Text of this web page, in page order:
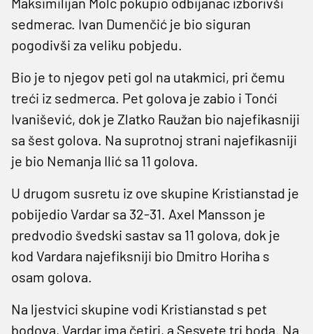
sedmerac. Ivan Dumenčić je bio siguran
pogodivši za veliku pobjedu.
Bio je to njegov peti gol na utakmici, pri čemu
treći iz sedmerca. Pet golova je zabio i Tonći
Ivanišević, dok je Zlatko Raužan bio najefikasniji
sa šest golova. Na suprotnoj strani najefikasniji
je bio Nemanja Ilić sa 11 golova.
U drugom susretu iz ove skupine Kristianstad je
pobijedio Vardar sa 32-31. Axel Mansson je
predvodio švedski sastav sa 11 golova, dok je
kod Vardara najefiksniji bio Dmitro Horiha s
osam golova.
Na ljestvici skupine vodi Kristianstad s pet
bodova, Vardar ima četiri, a Sesvete tri boda. Na